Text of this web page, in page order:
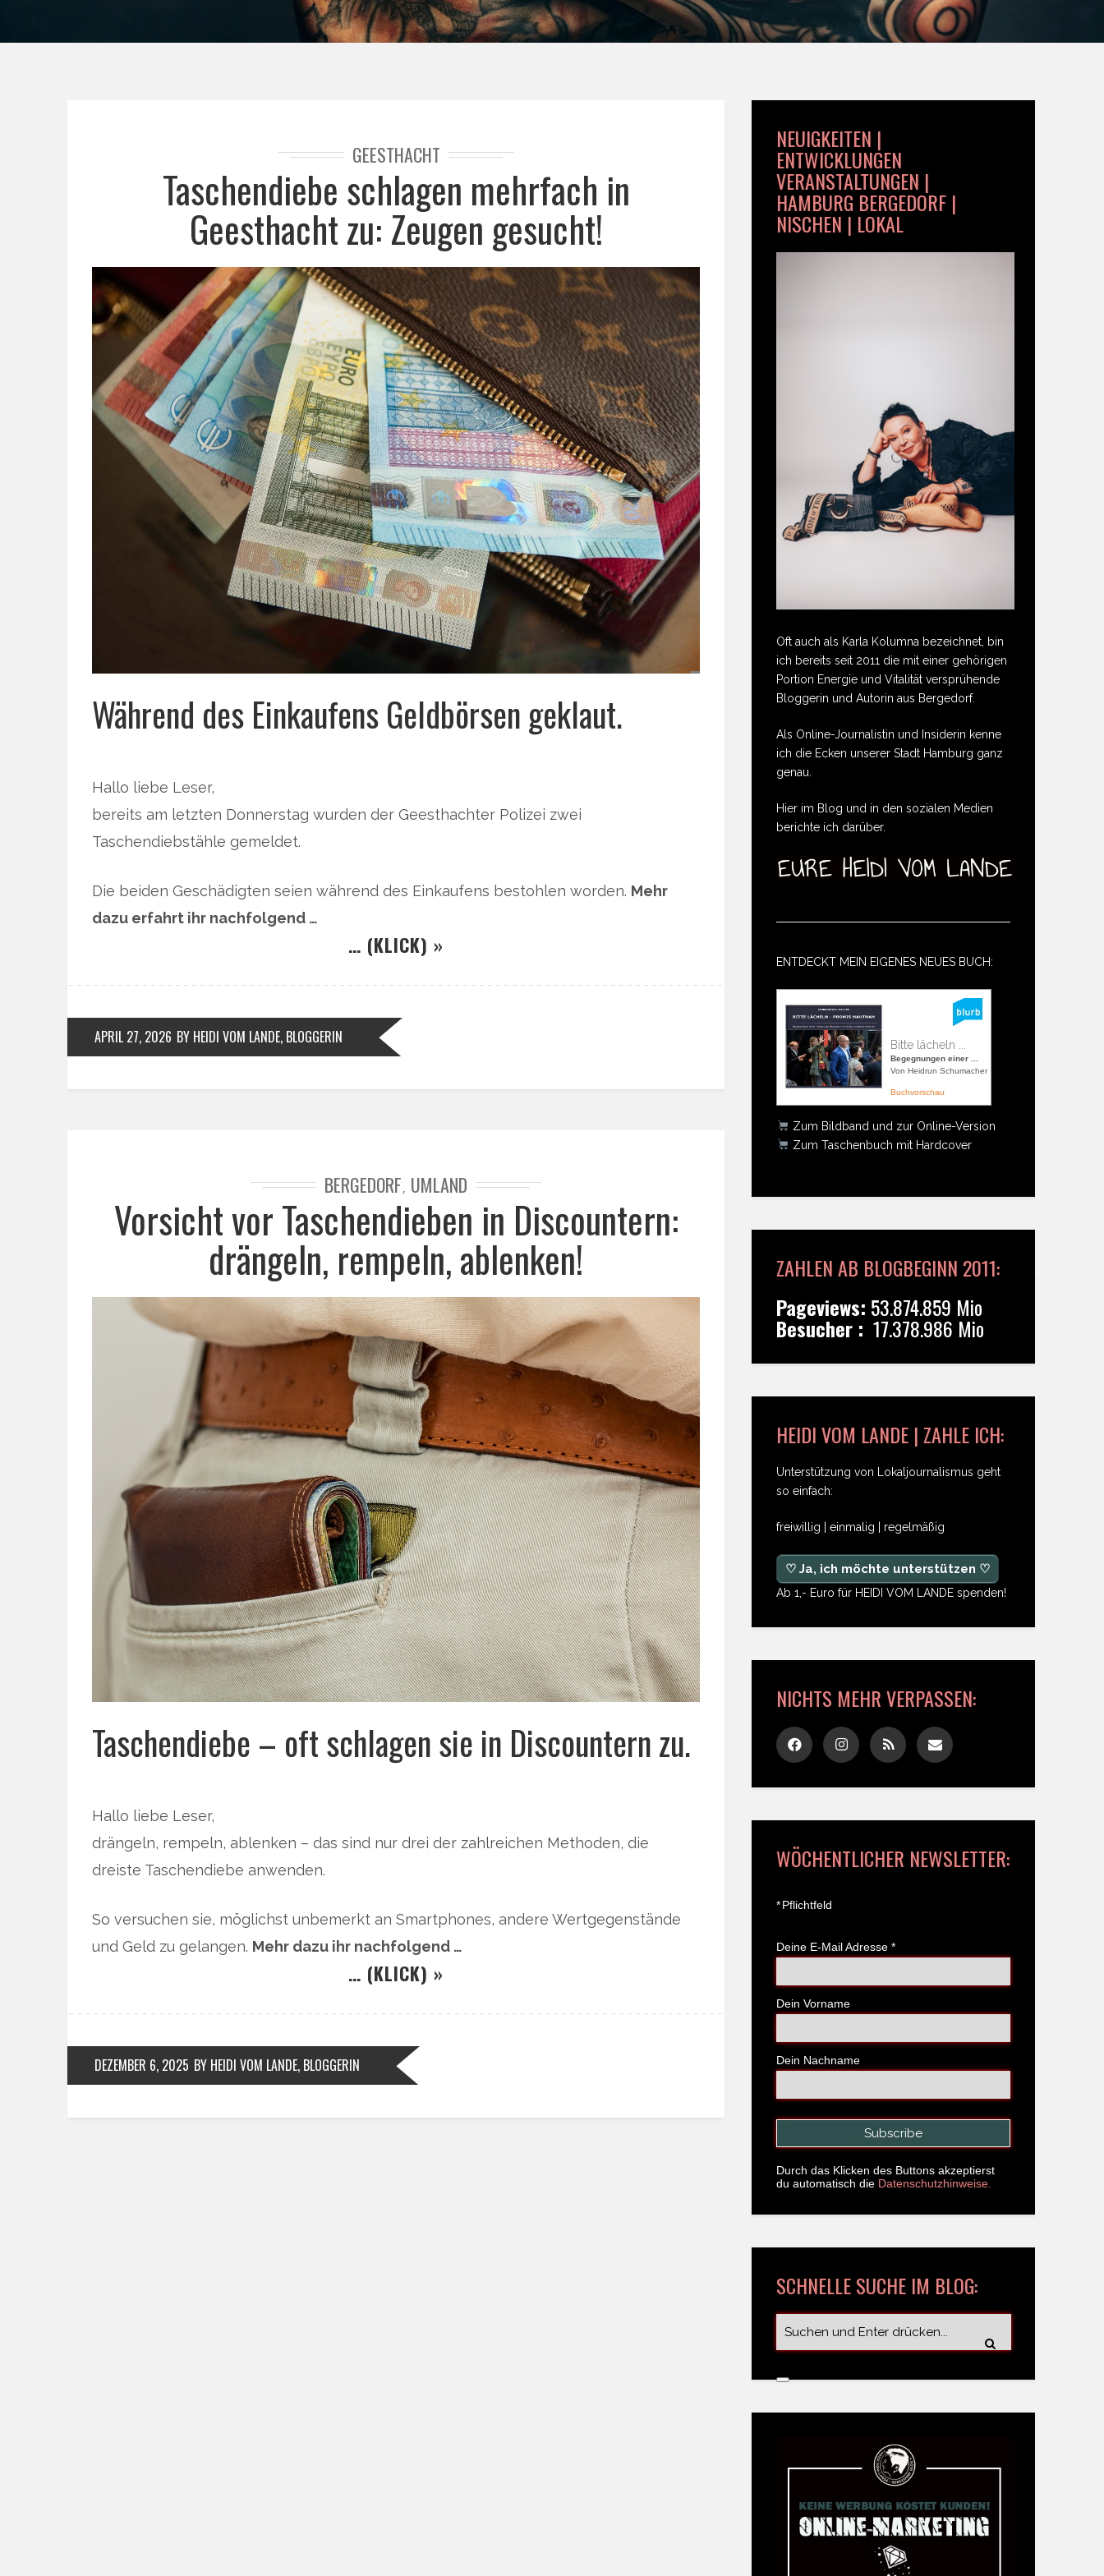
GEESTHACHT
Taschendiebe schlagen mehrfach in
Geesthacht zu: Zeugen gesucht!
Während des Einkaufens Geldbörsen geklaut.
Hallo liebe Leser,
bereits am letzten Donnerstag wurden der Geesthachter Polizei zwei
Taschendiebstähle gemeldet.
Die beiden Geschädigten seien während des Einkaufens bestohlen worden. Mehr
dazu erfahrt ihr nachfolgend …
… (KLICK) »
APRIL 27, 2026 BY HEIDI VOM LANDE, BLOGGERIN
BERGEDORF, UMLAND
Vorsicht vor Taschendieben in Discountern:
drängeln, rempeln, ablenken!
Taschendiebe – oft schlagen sie in Discountern zu.
Hallo liebe Leser,
drängeln, rempeln, ablenken – das sind nur drei der zahlreichen Methoden, die
dreiste Taschendiebe anwenden.
So versuchen sie, möglichst unbemerkt an Smartphones, andere Wertgegenstände
und Geld zu gelangen. Mehr dazu ihr nachfolgend …
… (KLICK) »
DEZEMBER 6, 2025 BY HEIDI VOM LANDE, BLOGGERIN
NEUIGKEITEN |
ENTWICKLUNGEN
VERANSTALTUNGEN |
HAMBURG BERGEDORF |
NISCHEN | LOKAL
Oft auch als Karla Kolumna bezeichnet, bin
ich bereits seit 2011 die mit einer gehörigen
Portion Energie und Vitalität versprühende
Bloggerin und Autorin aus Bergedorf.
Als Online-Journalistin und Insiderin kenne
ich die Ecken unserer Stadt Hamburg ganz
genau.
Hier im Blog und in den sozialen Medien
berichte ich darüber.
ENTDECKT MEIN EIGENES NEUES BUCH:
Bitte lächeln ...
Begegnungen einer ...
Von Heidrun Schumacher
Buchvorschau
Zum Bildband und zur Online-Version
Zum Taschenbuch mit Hardcover
ZAHLEN AB BLOGBEGINN 2011:
Pageviews: 53.874.859 Mio
Besucher : 17.378.986 Mio
HEIDI VOM LANDE | ZAHLE ICH:
Unterstützung von Lokaljournalismus geht
so einfach:
freiwillig | einmalig | regelmäßig
♡ Ja, ich möchte unterstützen ♡
Ab 1,- Euro für HEIDI VOM LANDE spenden!
NICHTS MEHR VERPASSEN:
WÖCHENTLICHER NEWSLETTER:
*Pflichtfeld
Deine E-Mail Adresse *
Dein Vorname
Dein Nachname
Durch das Klicken des Buttons akzeptierst
du automatisch die Datenschutzhinweise.
SCHNELLE SUCHE IM BLOG: